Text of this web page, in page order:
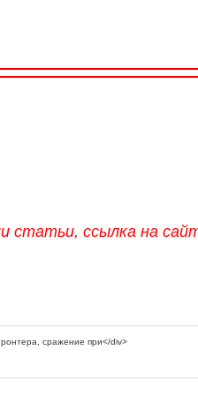
статьи, ссылка на